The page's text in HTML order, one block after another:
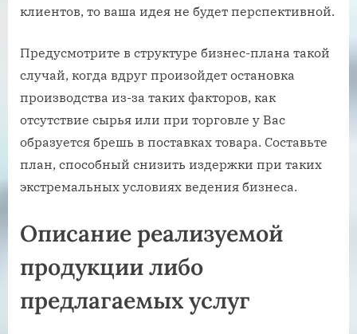
клиентов, то ваша идея не будет перспективной.
Предусмотрите в структуре бизнес-плана такой
случай, когда вдруг произойдет остановка
производства из-за таких факторов, как
отсутствие сырья или при торговле у Вас
образуется брешь в поставках товара. Составьте
план, способный снизить издержки при таких
экстремальных условиях ведения бизнеса.
Описание реализуемой
продукции либо
предлагаемых услуг